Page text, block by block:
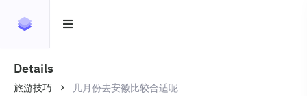
Details
旅游技巧 几月份去安徽比较合适呢